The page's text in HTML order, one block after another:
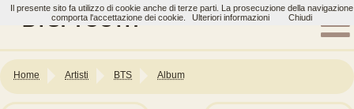
BTS: YOUTH
Home Artisti BTS Album
Il presente sito fa utilizzo di cookie anche di terze parti. La prosecuzione della navigazione
comporta l'accettazione dei cookie.
Ulteriori informazioni Chiudi